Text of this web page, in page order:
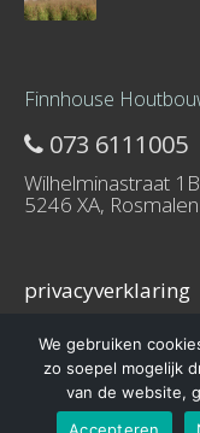
Finnhouse
073 6111005
Wilhelminastraat 1B
5246 XA, Rosmalen
privacyverklaring
© 2016 –
We gebruiken
zo soepel mogelijk
van de website,
Accepteren